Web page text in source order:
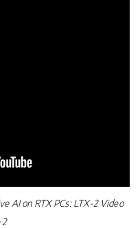
AI on RTX PCs: LTX-2 Video
2